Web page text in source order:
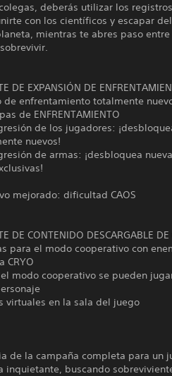
deberás utilizar los
con los científicos y escapar
mientras te abres paso
DE EXPANSIÓN DE
enfrentamiento totalmente
de ENFRENTAMIENTO
de los jugadores:
nuevos!
de armas: ¡desbloquea
mejorado: dificultad CAOS
DE CONTENIDO DESCARGABLE DE
para el modo cooperativo con
CRYO
modo cooperativo se pueden
virtuales en la sala del juego
de la campaña completa para un
inquietante, buscando